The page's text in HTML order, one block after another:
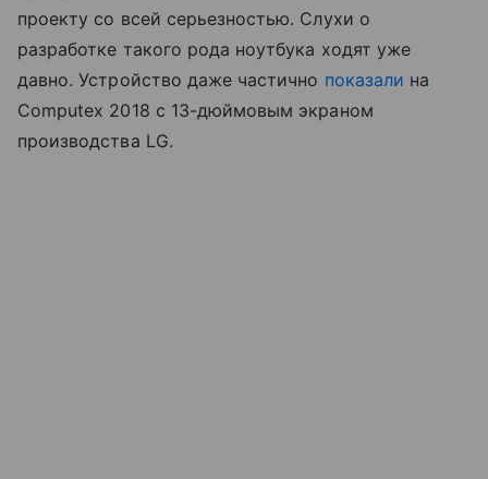
проекту со всей серьезностью. Слухи о
разработке такого рода ноутбука ходят уже
давно. Устройство даже частично показали на
Computex 2018 с 13-дюймовым экраном
производства LG.